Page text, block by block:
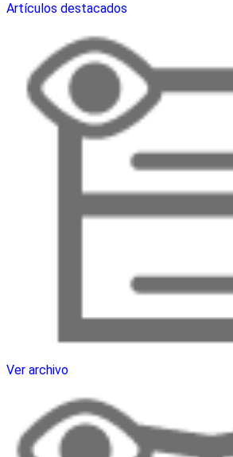
Artículos destacados
Ver archivo